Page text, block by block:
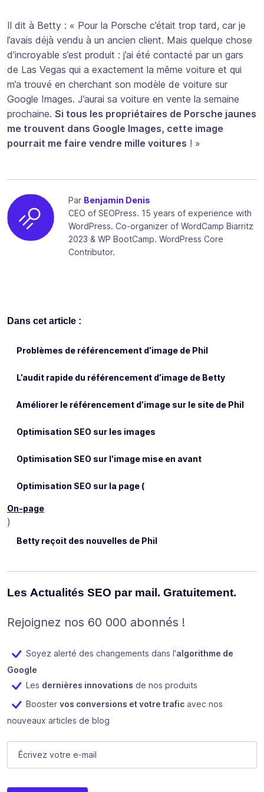
Il dit à Betty : « Pour la Porsche c’était trop tard, car je
l’avais déjà vendu à un ancien client. Mais quelque chose
d’incroyable s’est produit : j’ai été contacté par un gars
de Las Vegas qui a exactement la même voiture et qui
m’a trouvé en cherchant son modèle de voiture sur
Google Images. J’aurai sa voiture en vente la semaine
prochaine. Si tous les propriétaires de Porsche jaunes
me trouvent dans Google Images, cette image
pourrait me faire vendre mille voitures ! »
Par Benjamin Denis
CEO of SEOPress. 15 years of experience with
WordPress. Co-organizer of WordCamp Biarritz
2023 & WP BootCamp. WordPress Core
Contributor.
Dans cet article :
Problèmes de référencement d’image de Phil
L’audit rapide du référencement d’image de Betty
Améliorer le référencement d’image sur le site de Phil
Optimisation SEO sur les images
Optimisation SEO sur l'image mise en avant
Optimisation SEO sur la page (
On-page
)
Betty reçoit des nouvelles de Phil
Les Actualités SEO par mail. Gratuitement.
Rejoignez nos 60 000 abonnés !
Soyez alerté des changements dans l'algorithme de
Google
Les dernières innovations de nos produits
Booster vos conversions et votre trafic avec nos
nouveaux articles de blog
Email
Ce champ n’est utilisé qu’à des fins de validation et
E-mail (Nécessaire)